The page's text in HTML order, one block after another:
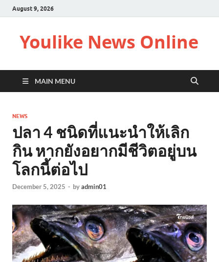
August 9, 2026
Youlike News Online
MAIN MENU
NEWS
ปลา 4 ชนิดที่แนะนำให้เลิก
กิน หากยังอยากมีชีวิตอยู่บน
โลกนี้ต่อไป
December 5, 2025 - byadmin01